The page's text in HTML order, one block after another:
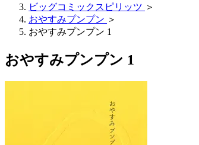
ビッグコミックスピリッツ ＞
おやすみプンプン ＞
おやすみプンプン 1
おやすみプンプン 1